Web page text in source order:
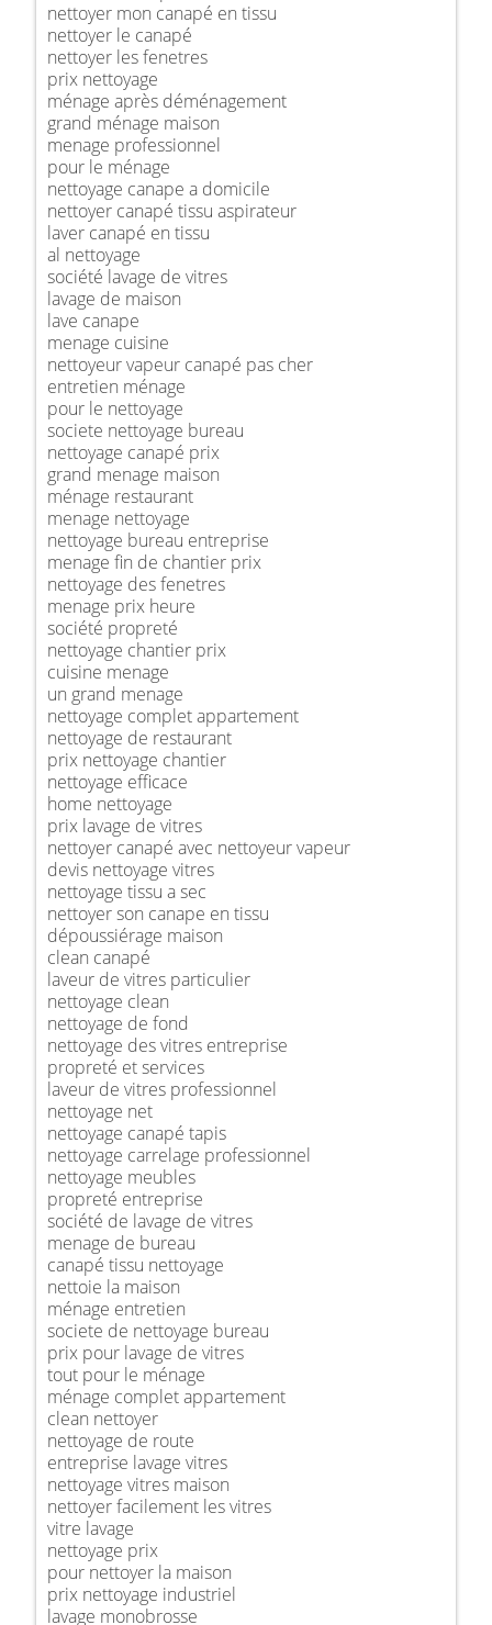
nettoyer mon canapé en tissu
nettoyer le canapé
nettoyer les fenetres
prix nettoyage
ménage après déménagement
grand ménage maison
menage professionnel
pour le ménage
nettoyage canape a domicile
nettoyer canapé tissu aspirateur
laver canapé en tissu
al nettoyage
société lavage de vitres
lavage de maison
lave canape
menage cuisine
nettoyeur vapeur canapé pas cher
entretien ménage
pour le nettoyage
societe nettoyage bureau
nettoyage canapé prix
grand menage maison
ménage restaurant
menage nettoyage
nettoyage bureau entreprise
menage fin de chantier prix
nettoyage des fenetres
menage prix heure
société propreté
nettoyage chantier prix
cuisine menage
un grand menage
nettoyage complet appartement
nettoyage de restaurant
prix nettoyage chantier
nettoyage efficace
home nettoyage
prix lavage de vitres
nettoyer canapé avec nettoyeur vapeur
devis nettoyage vitres
nettoyage tissu a sec
nettoyer son canape en tissu
dépoussiérage maison
clean canapé
laveur de vitres particulier
nettoyage clean
nettoyage de fond
nettoyage des vitres entreprise
propreté et services
laveur de vitres professionnel
nettoyage net
nettoyage canapé tapis
nettoyage carrelage professionnel
nettoyage meubles
propreté entreprise
société de lavage de vitres
menage de bureau
canapé tissu nettoyage
nettoie la maison
ménage entretien
societe de nettoyage bureau
prix pour lavage de vitres
tout pour le ménage
ménage complet appartement
clean nettoyer
nettoyage de route
entreprise lavage vitres
nettoyage vitres maison
nettoyer facilement les vitres
vitre lavage
nettoyage prix
pour nettoyer la maison
prix nettoyage industriel
lavage monobrosse